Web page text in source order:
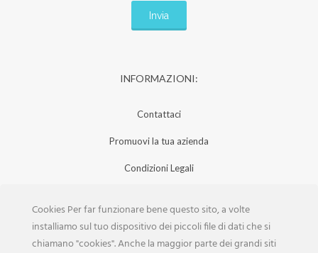
INFORMAZIONI:
Contattaci
Promuovi la tua azienda
Condizioni Legali
Iscrizione Aziende
Scarica la Rivista
Cookies Per far funzionare bene questo sito, a volte
installiamo sul tuo dispositivo dei piccoli file di dati che si
chiamano "cookies". Anche la maggior parte dei grandi siti